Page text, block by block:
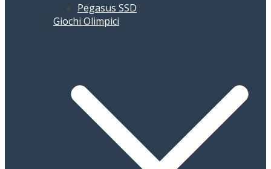
Pegasus SSD
Giochi Olimpici